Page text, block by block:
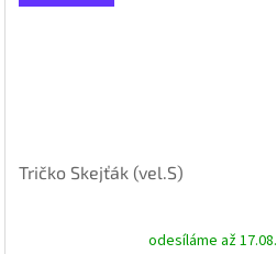
Tričko Skejťák (vel.S)
odesíláme až 17.08.